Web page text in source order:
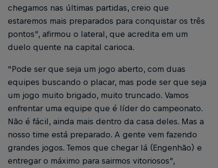
chegamos nas últimas partidas, creio que
estaremos mais preparados para conquistar os três
pontos”, afirmou o lateral, que acredita em um
duelo quente na capital carioca.
“Pode ser que seja um jogo aberto, com duas
equipes buscando o placar, mas pode ser que seja
um jogo muito brigado, muito truncado. Vamos
enfrentar uma equipe que é líder do campeonato.
Não é fácil, ainda mais dentro da casa deles. Mas a
nosso time está preparado. A gente vem fazendo
grandes jogos. Temos que chegar lá (Engenhão) e
entregar o máximo para sairmos vitoriosos”,